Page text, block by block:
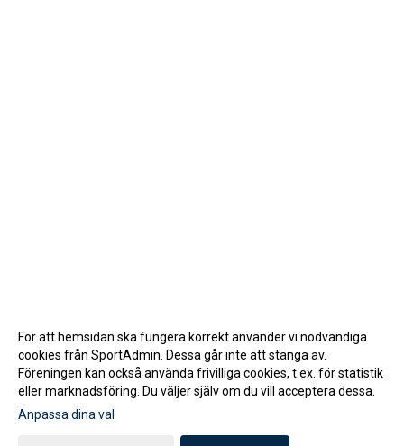
Gå till Webbversion
För att hemsidan ska fungera korrekt använder vi nödvändiga
cookies från SportAdmin. Dessa går inte att stänga av.
Föreningen kan också använda frivilliga cookies, t.ex. för statistik
eller marknadsföring. Du väljer själv om du vill acceptera dessa.
Anpassa dina val